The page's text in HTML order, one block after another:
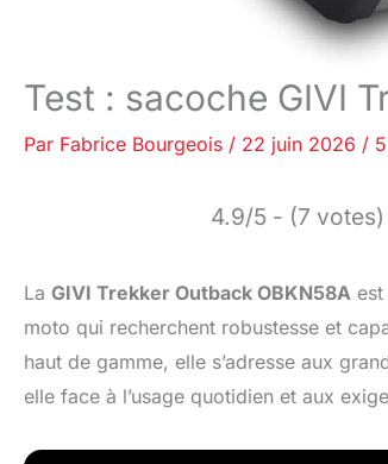
Test : sacoche GIVI
Par Fabrice Bourgeois / 22 juin 2026 /
4.9/5 - (7 votes)
La GIVI Trekker Outback OBKN58A
moto qui recherchent robustesse et
haut de gamme, elle s’adresse aux
elle face à l’usage quotidien et aux